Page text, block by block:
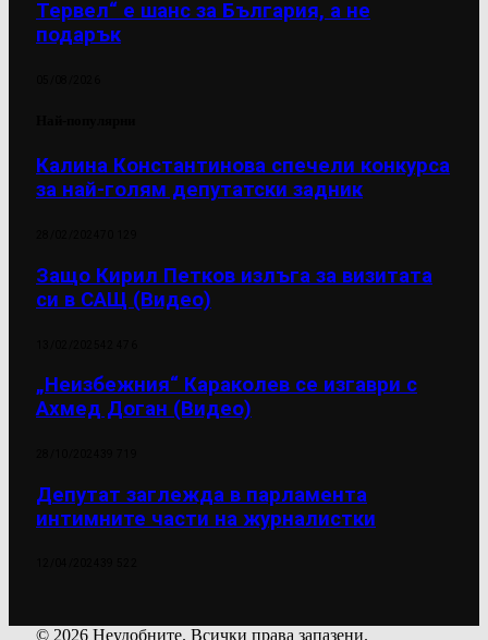
Тервел“ е шанс за България, а не
подарък
Калина Константинова спечели конкурса
за най-голям депутатски задник
Защо Кирил Петков излъга за визитата
си в САЩ (Видео)
„Неизбежния“ Караколев се изгаври с
Ахмед Доган (Видео)
Депутат заглежда в парламента
интимните части на журналистки
© 2026 Неудобните. Всички права запазени.